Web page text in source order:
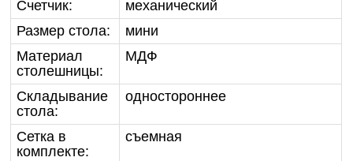
Счетчик:
механический
Размер стола:
мини
Материал
столешницы:
МДФ
Складывание
стола:
одностороннее
Сетка в
комплекте:
съемная